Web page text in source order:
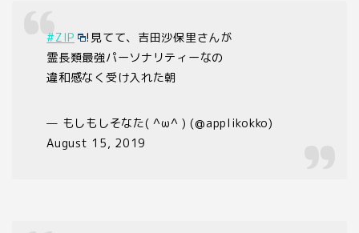
#ZIP
!見てて、吉田沙保里さんが
霊長類最強パーソナリティーなの
違和感なく受け入れた朝
— もしもしそなた( ^ω^ ) (@applikokko)
August 15, 2019